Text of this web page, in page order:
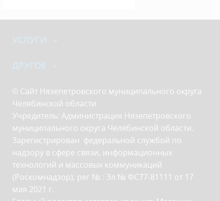
УСЛУГИ
ДРУГОЕ
© Сайт Нязепетровского муниципального округа
Челябинской области
Учредитель: Администрация Нязепетровского
муниципального округа Челябинской области.
Зарегистрирован федеральной службой по
надзору в сфере связи, информационных
технологий и массовых коммуникаций
(Роскомнадзор), рег № : Эл № ФС77-81111 от 17
мая 2021 г.